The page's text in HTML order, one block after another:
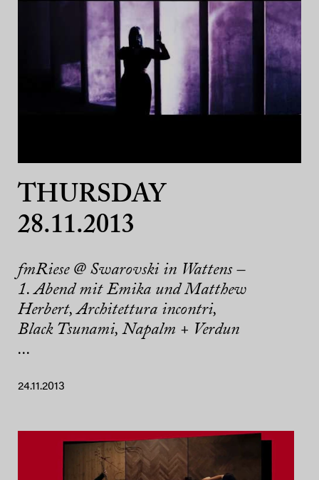
THURSDAY
28.11.2013
fmRiese @ Swarovski in Wattens –
1. Abend mit Emika und Matthew
Herbert, Architettura incontri,
Black Tsunami, Napalm + Verdun
...
24.11.2013